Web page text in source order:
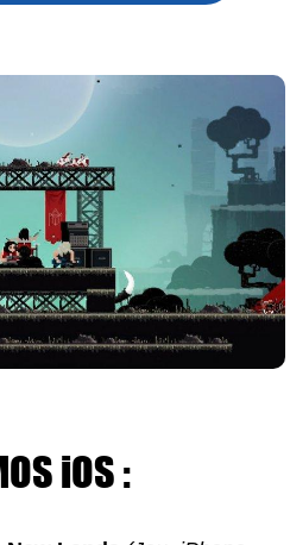
iOS :